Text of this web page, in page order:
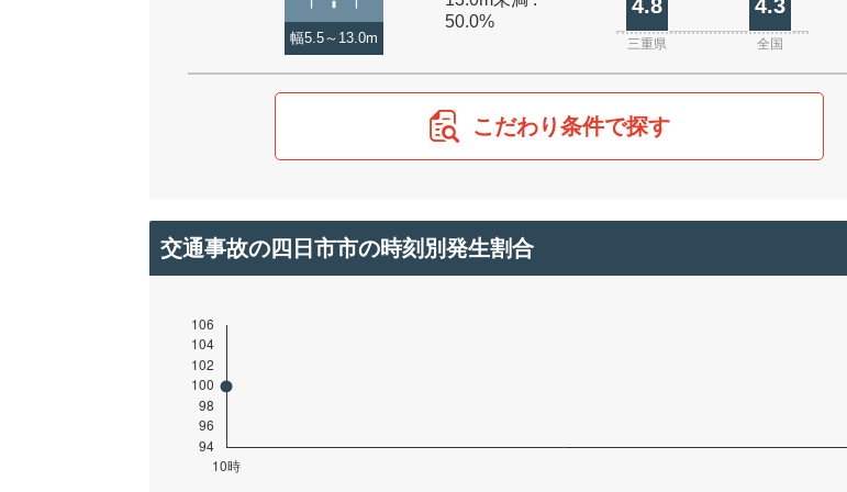
幅5.5～13.0m
50.0%
4.8 4.3
三重県 全国
こだわり条件で探す
交通事故の四日市市の時刻別発生割合